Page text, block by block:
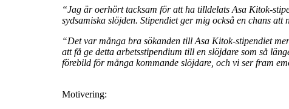
“Jag är oerhört tacksam för att ha tilldelats Asa Kitok-
sydsamiska slöjden. Stipendiet ger mig också en chans
“Det var många bra sökanden till Asa Kitok-stipendiet
att få ge detta arbetsstipendium till en slöjdare som så
förebild för många kommande slöjdare, och vi ser fram
Motivering: